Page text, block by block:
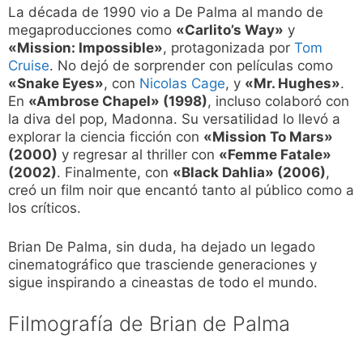
La década de 1990 vio a De Palma al mando de
megaproducciones como «Carlito’s Way» y
«Mission: Impossible», protagonizada por Tom
Cruise. No dejó de sorprender con películas como
«Snake Eyes», con Nicolas Cage, y «Mr. Hughes».
En «Ambrose Chapel» (1998), incluso colaboró con
la diva del pop, Madonna. Su versatilidad lo llevó a
explorar la ciencia ficción con «Mission To Mars»
(2000) y regresar al thriller con «Femme Fatale»
(2002). Finalmente, con «Black Dahlia» (2006),
creó un film noir que encantó tanto al público como a
los críticos.
Brian De Palma, sin duda, ha dejado un legado
cinematográfico que trasciende generaciones y
sigue inspirando a cineastas de todo el mundo.
Filmografía de Brian de Palma